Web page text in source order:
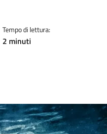
Tempo di lettura:
2 minuti